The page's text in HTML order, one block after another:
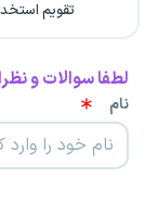
تقویم
لطفا سوالات و
نام